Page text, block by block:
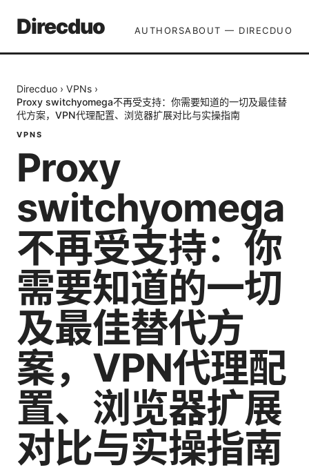
Direcduo AUTHORSABOUT — DIRECDUO
Direcduo › VPNs ›
Proxy switchyomega不再受支持：你需要知道的一切及最佳替
代方案，VPN代理配置、浏览器扩展对比与实操指南
VPNS
Proxy
switchyomega
不再受支持：你
需要知道的一切
及最佳替代方
案，VPN代理配
置、浏览器扩展
对比与实操指南